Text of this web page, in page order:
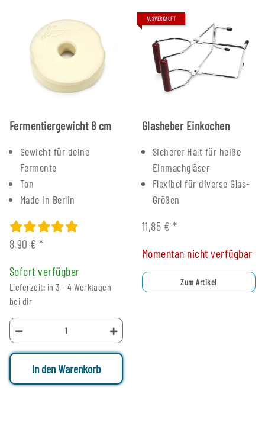
Fermentiergewicht 8 cm
Gewicht für deine
Fermente
Ton
Made in Berlin
8,90 €*
Sofort verfügbar
Lieferzeit: in 3 - 4 Werktagen
bei dir
In den Warenkorb
AUSVERKAUFT
Glasheber Einkochen
Sicherer Halt für heiße
Einmachgläser
Flexibel für diverse Glas-
Größen
11,85 € *
Momentan nicht verfügbar
Zum Artikel